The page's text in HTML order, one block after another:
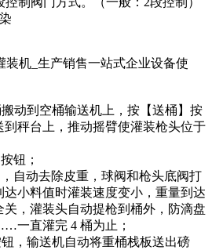
装机_生产销售一站式企业设备使
动到空桶输送机上，按【送桶】按
秤台上，推动摇臂使灌装枪头位于
钮；
自动去除皮重，球阀和枪头底阀打
小料值时灌装速度变小，重量到达
关，灌装头自动提枪到桶外，防滴盘
一直灌完 4 桶为止；
，输送机自动将重桶栈板送出磅